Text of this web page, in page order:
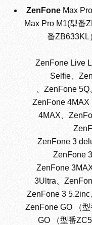
ZenFone Max
Max Pro M1(型番
番ZB633KL
ZenFone Live
Selfie、
、ZenFone 5Q
ZenFone
4MAX、
ZenFone 3
ZenFone
ZenFone
3Ultra、
ZenFone 3 5.2inc
ZenFone GO （
GO （型番